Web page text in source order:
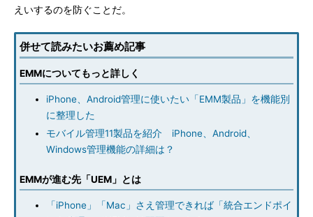
えいするのを防ぐことだ。
併せて読みたいお薦め記事
EMMについてもっと詳しく
iPhone、Android管理に使いたい「EMM製品」を機能別
に整理した
モバイル管理11製品を紹介 iPhone、Android、
Windows管理機能の詳細は？
EMMが進む先「UEM」とは
「iPhone」「Mac」さえ管理できれば「統合エンドポイ